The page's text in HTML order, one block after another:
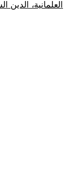
العلمانية،